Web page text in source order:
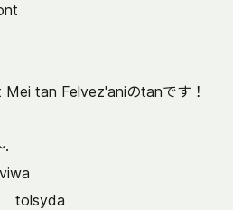
tan Felvez'aniのtanです！
tolsyda